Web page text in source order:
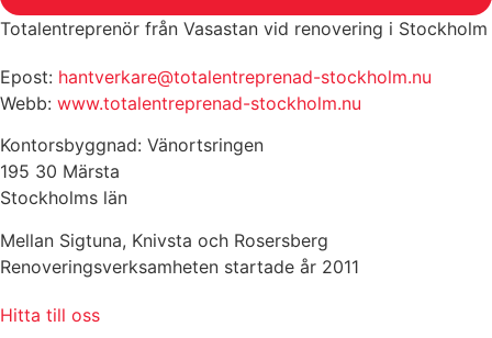
Totalentreprenör från Vasastan vid renovering i Stockholm
Epost: hantverkare@totalentreprenad-stockholm.nu
Webb: www.totalentreprenad-stockholm.nu
Kontorsbyggnad: Vänortsringen
195 30 Märsta
Stockholms län
Mellan Sigtuna, Knivsta och Rosersberg
Renoveringsverksamheten startade år 2011
Hitta till oss